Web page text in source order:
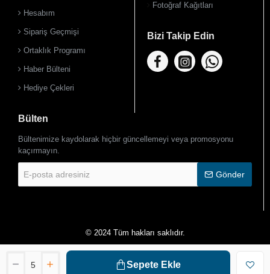
Sepete Ekle
Hesabım
Sipariş Geçmişi
Ortaklık Programı
Haber Bülteni
Hediye Çekleri
Fotoğraf Kağıtları
Bizi Takip Edin
Bülten
Bültenimize kaydolarak hiçbir güncellemeyi veya promosyonu
kaçırmayın.
posta
adresiniz
Gönder
© 2024 Tüm hakları saklıdır.